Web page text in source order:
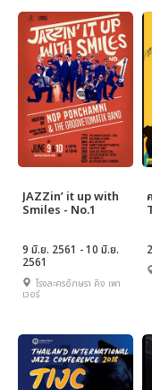
JAZZin’ it up with
Smiles - No.1
9 มิ.ย. 2561 - 10 มิ.ย.
2561
โรงละครอักษรา คิง เพา
เวอร์